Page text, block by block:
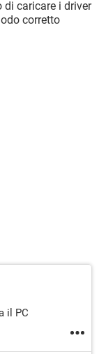
caricare i driver
corretto
il PC